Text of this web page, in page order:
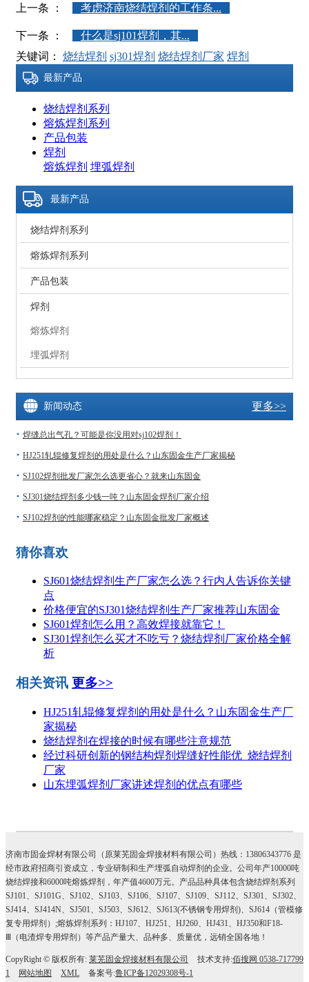
上一条 ： 考虑济南烧结焊剂的工作条...
下一条 ：
什么是sj101焊剂，其...
关键词： 烧结焊剂 sj301焊剂 烧结焊剂厂家 焊剂
最新产品
烧结焊剂系列
熔炼焊剂系列
产品包装
焊剂
熔炼焊剂 埋弧焊剂
最新产品
烧结焊剂系列
熔炼焊剂系列
产品包装
焊剂
熔炼焊剂
埋弧焊剂
更多>>
新闻动态
焊缝总出气孔？可能是你没用对sj102焊剂！
HJ251轧辊修复焊剂的用处是什么？山东固金生产厂家揭秘
SJ102焊剂批发厂家怎么选更省心？就来山东固金
SJ301烧结焊剂多少钱一吨？山东固金焊剂厂家介绍
SJ102焊剂的性能哪家稳定？山东固金批发厂家概述
猜你喜欢
SJ601烧结焊剂生产厂家怎么选？行内人告诉你关键
点
价格便宜的SJ301烧结焊剂生产厂家推荐山东固金
SJ601焊剂怎么用？高效焊接就靠它！
SJ301焊剂怎么买才不吃亏？烧结焊剂厂家价格全解
析
相关资讯 更多>>
HJ251轧辊修复焊剂的用处是什么？山东固金生产厂
家揭秘
烧结焊剂在焊接的时候有哪些注意规范
经过科研创新的钢结构焊剂焊缝好性能优_烧结焊剂
厂家
山东埋弧焊剂厂家讲述焊剂的优点有哪些
济南市固金焊材有限公司（原莱芜固金焊接材料有限公司）热线：13806343776 是
经市政府招商引资成立，专业研制和生产埋弧自动焊剂的企业。公司年产10000吨
烧结焊接和6000吨熔炼焊剂，年产值4600万元。产品品种具体包含烧结焊剂系列
SJ101、SJ101G、SJ102、SJ103、SJ106、SJ107、SJ109、SJ112、SJ301、SJ302、
SJ414、SJ414N、SJ501、SJ503、SJ612、SJ613(不锈钢专用焊剂)、SJ614（管模修
复专用焊剂）;熔炼焊剂系列：HJ107、HJ251、HJ260、HJ431、HJ350和F18-
Ⅲ（电渣焊专用焊剂）等产品产量大、品种多、质量优，远销全国各地！
CopyRight © 版权所有: 莱芜固金焊接材料有限公司 技术支持:佰搜网 0538-717799
1
网站地图 XML 备案号:鲁ICP备12029308号-1